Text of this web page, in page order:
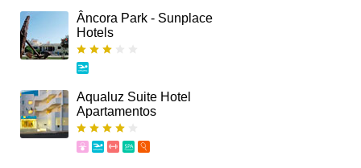
Âncora Park - Sunplace
Hotels
Aqualuz Suite Hotel
Apartamentos